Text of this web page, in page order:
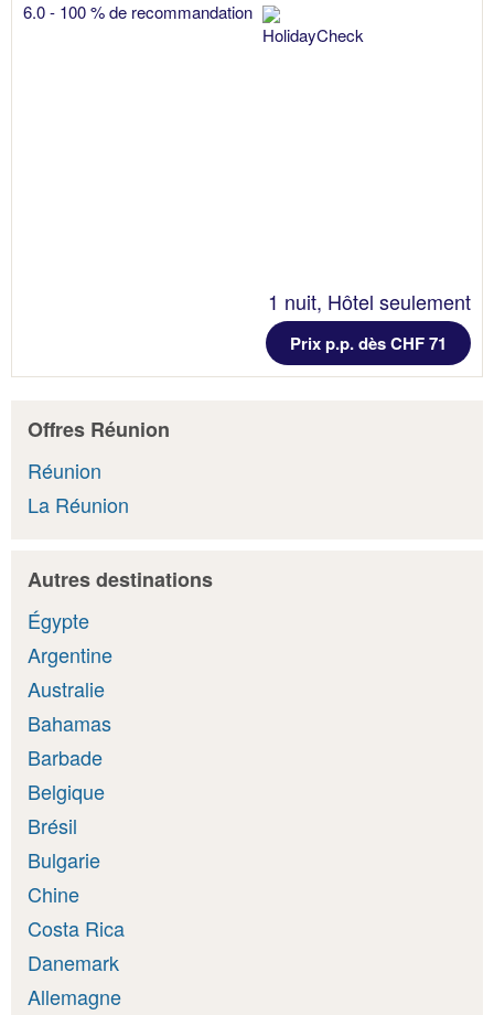
6.0 - 100 % de recommandation
1 nuit, Hôtel seulement
Prix p.p. dès CHF 71
Offres Réunion
Réunion
La Réunion
Autres destinations
Égypte
Argentine
Australie
Bahamas
Barbade
Belgique
Brésil
Bulgarie
Chine
Costa Rica
Danemark
Allemagne